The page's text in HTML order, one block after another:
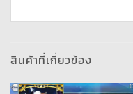
สินค้าที่เกี่ยวข้อง